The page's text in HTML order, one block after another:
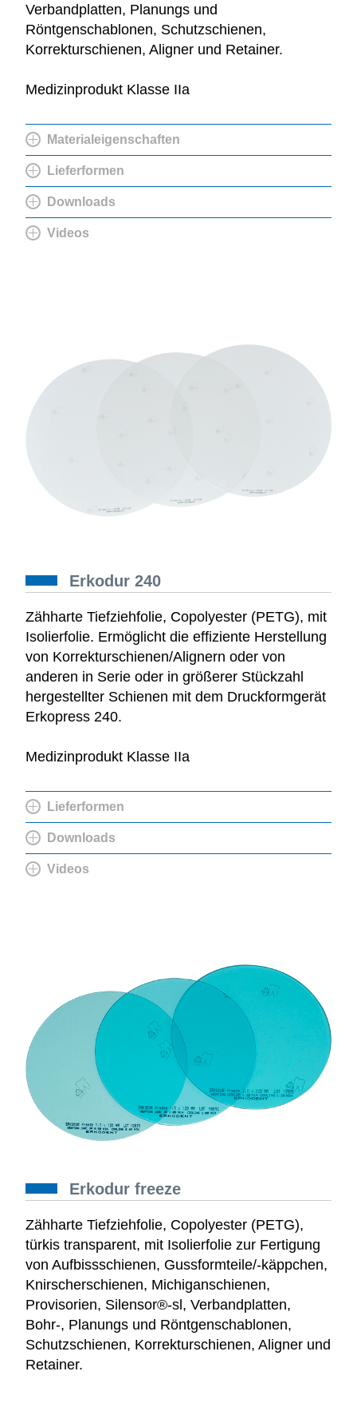
Verbandplatten, Planungs und
Röntgenschablonen, Schutzschienen,
Korrekturschienen, Aligner und Retainer.
Medizinprodukt Klasse IIa
Materialeigenschaften
Lieferformen
Downloads
Videos
Erkodur 240
Zähharte Tiefziehfolie, Copolyester (PETG), mit
Isolierfolie. Ermöglicht die effiziente Herstellung
von Korrekturschienen/Alignern oder von
anderen in Serie oder in größerer Stückzahl
hergestellter Schienen mit dem Druckformgerät
Erkopress 240.
Medizinprodukt Klasse IIa
Lieferformen
Downloads
Videos
Erkodur freeze
Zähharte Tiefziehfolie, Copolyester (PETG),
türkis transparent, mit Isolierfolie zur Fertigung
von Aufbissschienen, Gussformteile/-käppchen,
Knirscherschienen, Michiganschienen,
Provisorien, Silensor®-sl, Verbandplatten,
Bohr-, Planungs und Röntgenschablonen,
Schutzschienen, Korrekturschienen, Aligner und
Retainer.